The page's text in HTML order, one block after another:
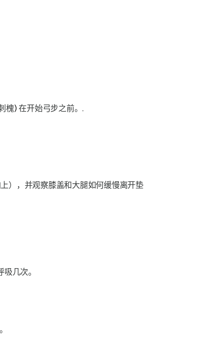
槐)在开始弓步之前。.
），并观察膝盖和大腿如何缓慢离开垫
几次。